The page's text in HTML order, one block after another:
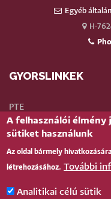
Egyéb
H-
GYORSLINKEK
PTE
Neptun
Webmail
Telefonkönyv
Teams
TÉR
(oktatói)
A felhasználói élmény
sütiket használunk
Az oldal bármely
létrehozásához. További
Analitikai célú sütik